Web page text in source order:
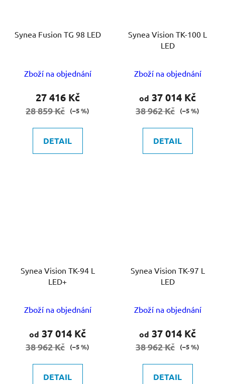
Synea Fusion TG 98 LED
Zboží na objednání
27 416 Kč
28 859 Kč (–5 %)
DETAIL
Synea Vision TK-100 L
LED
Zboží na objednání
od 37 014 Kč
38 962 Kč (–5 %)
DETAIL
Synea Vision TK-94 L
LED+
Zboží na objednání
od 37 014 Kč
38 962 Kč (–5 %)
DETAIL
Synea Vision TK-97 L
LED
Zboží na objednání
od 37 014 Kč
38 962 Kč (–5 %)
DETAIL